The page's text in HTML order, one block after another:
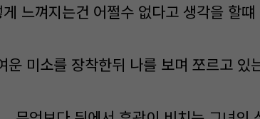
느껴지는건 어쩔수 없다고 생각을 할떄
운 미소를 장착한뒤 나를 보며 쪼르고 있